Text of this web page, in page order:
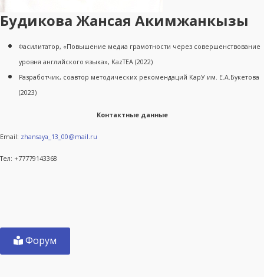
Будикова Жансая Акимжанкызы
Фасилитатор, «Повышение медиа грамотности через совершенствование
уровня английского языка», KazTEA (2022)
Разработчик, соавтор методических рекомендаций КарУ им. Е.А.Букетова
(2023)
Контактные данные
Email: zhansaya_13_00@mail.ru
Тел: +77779143368
Форум